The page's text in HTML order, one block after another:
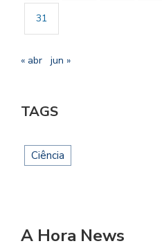
31
« abr jun »
TAGS
Ciência
A Hora News